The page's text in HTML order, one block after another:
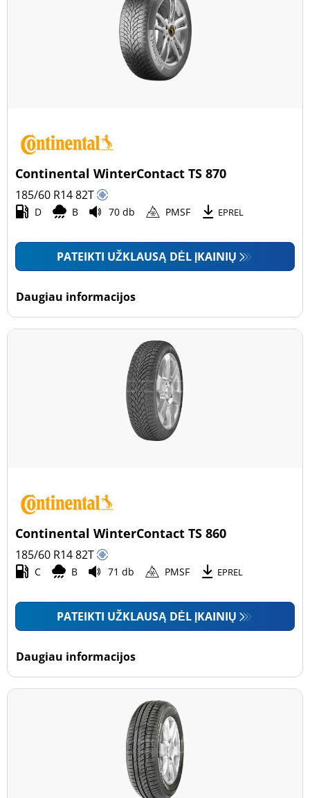
Continental WinterContact TS 870
185/60 R1482T
D B 70 db PMSF EPREL
PATEIKTI UŽKLAUSĄ DĖL ĮKAINIŲ
Daugiau informacijos
Continental WinterContact TS 860
185/60 R1482T
C B 71 db PMSF EPREL
PATEIKTI UŽKLAUSĄ DĖL ĮKAINIŲ
Daugiau informacijos